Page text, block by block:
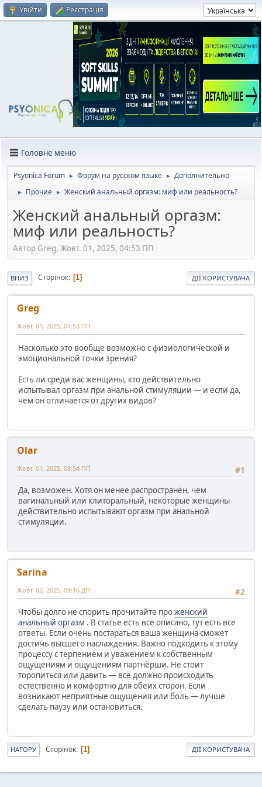
Увійти Реєстрація
Головне меню
Psyonica Forum ► Форум на русском языке ► Дополнительно
► Прочие ► Женский анальный оргазм: миф или реальность?
Женский анальный оргазм:
миф или реальность?
Автор Greg, Жовт. 01, 2025, 04:53 ПП
ВНИЗ Сторінок 1 ДІЇ КОРИСТУВАЧА
Greg
Жовт. 01, 2025, 04:53 ПП
Насколько это вообще возможно с физиологической и
эмоциональной точки зрения?
Есть ли среди вас женщины, кто действительно
испытывал оргазм при анальной стимуляции — и если да,
чем он отличается от других видов?
Olar
#1
Жовт. 01, 2025, 08:54 ПП
Да, возможен. Хотя он менее распространён, чем
вагинальный или клиторальный, некоторые женщины
действительно испытывают оргазм при анальной
стимуляции.
Sarina
#2
Жовт. 02, 2025, 09:16 ДП
Чтобы долго не спорить прочитайте проженский
анальный оргазм . В статье есть все описано, тут есть все
ответы. Если очень постараться ваша женщина сможет
достичь высшего наслаждения. Важно подходить к этому
процессу с терпением и уважением к собственным
ощущениям и ощущениям партнёрши. Не стоит
торопиться или давить — всё должно происходить
естественно и комфортно для обеих сторон. Если
возникают неприятные ощущения или боль — лучше
сделать паузу или остановиться.
НАГОРУ Сторінок 1 ДІЇ КОРИСТУВАЧА